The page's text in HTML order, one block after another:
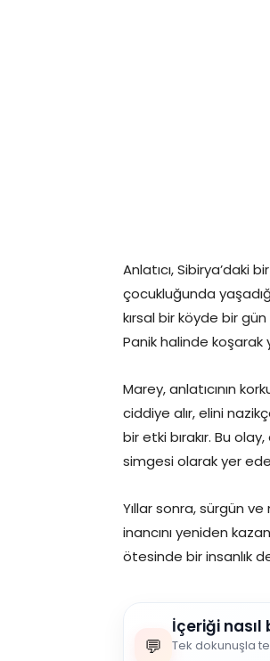
Anlatıcı, Sibirya’daki
çocukluğunda
kırsal bir köyde bir
Panik halinde koşarak
Marey, anlatıcının
ciddiye alır, elini
bir etki bırakır. Bu
simgesi olarak yer
Yıllar sonra, sürgün ve
inancını yeniden
ötesinde bir insanlık
💬
İçeriği nasıl
Tek dokunuşla